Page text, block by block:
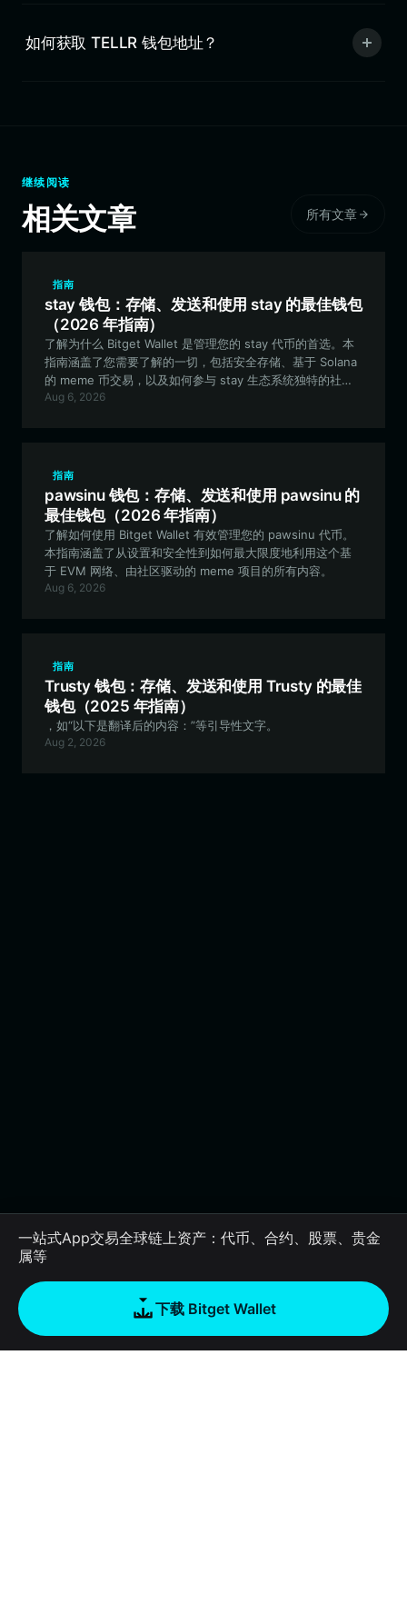
如何获取 TELLR 钱包地址？
继续阅读
相关文章 所有文章
指南
stay 钱包：存储、发送和使用 stay 的最佳钱包
（2026 年指南）
了解为什么 Bitget Wallet 是管理您的 stay 代币的首选。本
指南涵盖了您需要了解的一切，包括安全存储、基于 Solana
的 meme 币交易，以及如何参与 stay 生态系统独特的社区
驱动文化。
Aug 6, 2026
指南
pawsinu 钱包：存储、发送和使用 pawsinu 的
最佳钱包（2026 年指南）
了解如何使用 Bitget Wallet 有效管理您的 pawsinu 代币。
本指南涵盖了从设置和安全性到如何最大限度地利用这个基
于 EVM 网络、由社区驱动的 meme 项目的所有内容。
Aug 6, 2026
指南
Trusty 钱包：存储、发送和使用 Trusty 的最佳
钱包（2025 年指南）
，如“以下是翻译后的内容：”等引导性文字。
Aug 2, 2026
一站式App交易全球链上资产：代币、合约、股票、贵金
属等
下载 Bitget Wallet